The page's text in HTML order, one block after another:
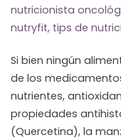
nutricionista
nutryfit, tips de
Si bien ningún
de los
nutrientes,
propiedades
(Quercetina), la